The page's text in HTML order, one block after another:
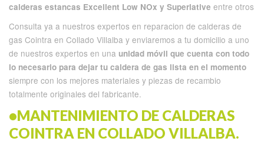
calderas estancas Excellent Low NOx y Superlative entre otros
Consulta ya a nuestros expertos en reparacion de calderas de
gas Cointra en Collado Villalba y enviaremos a tu domicilio a uno
de nuestros expertos en una unidad móvil que cuenta con todo
lo necesario para dejar tu caldera de gas lista en el momento
siempre con los mejores materiales y piezas de recambio
totalmente originales del fabricante.
•MANTENIMIENTO DE CALDERAS
COINTRA EN COLLADO VILLALBA.